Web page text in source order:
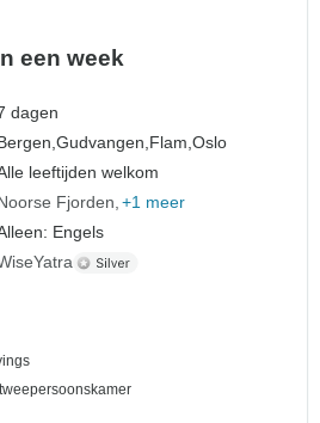
een week
dagen
Gudvangen,Flam,Oslo
leeftijden welkom
Fjorden +1 meer
Engels